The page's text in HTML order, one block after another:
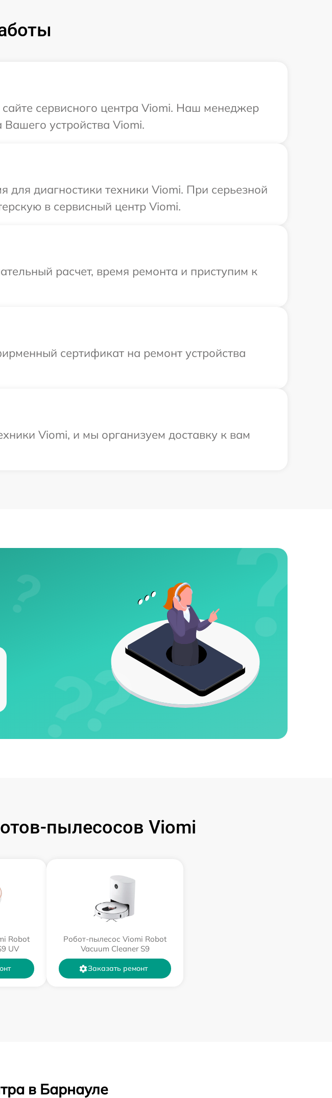
сервисного центра Viomi. Наш менеджер
устройства Viomi.
диагностики техники Viomi. При серьезной
в сервисный центр Viomi.
расчет, время ремонта и приступим к
сертификат на ремонт устройства
Viomi, и мы организуем доставку к вам
пылесосов Viomi
Robot
UV
Робот-пылесос Viomi Robot
Vacuum Cleaner S9
Заказать ремонт
в Барнауле